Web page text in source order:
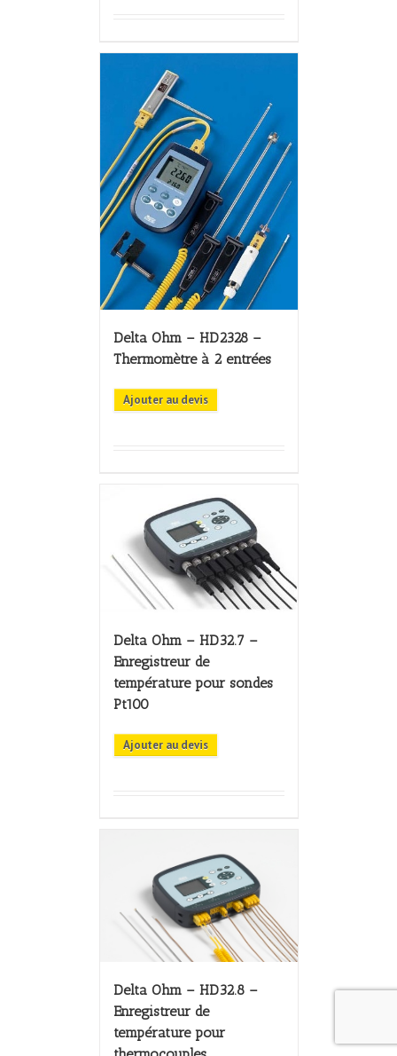
Delta Ohm – HD2328 –
Thermomètre à 2 entrées
Ajouter au devis
Delta Ohm – HD32.7 –
Enregistreur de
température pour sondes
Pt100
Ajouter au devis
Delta Ohm – HD32.8 –
Enregistreur de
température pour